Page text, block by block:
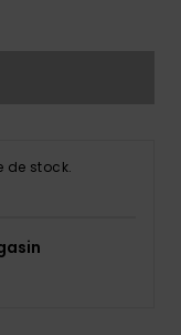
de stock.